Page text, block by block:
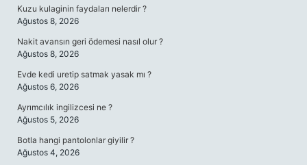
Kuzu kulaginin faydaları nelerdir ?
Ağustos 8, 2026
Nakit avansın geri ödemesi nasıl olur ?
Ağustos 8, 2026
Evde kedi uretip satmak yasak mı ?
Ağustos 6, 2026
Ayrımcılık ingilizcesi ne ?
Ağustos 5, 2026
Botla hangi pantolonlar giyilir ?
Ağustos 4, 2026